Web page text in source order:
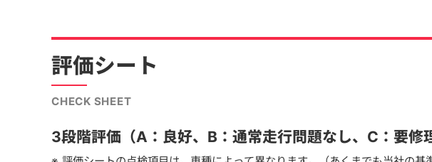
評価シート
CHECK SHEET
3段階評価（A：良好、B：通常走行問題なし、C：要修